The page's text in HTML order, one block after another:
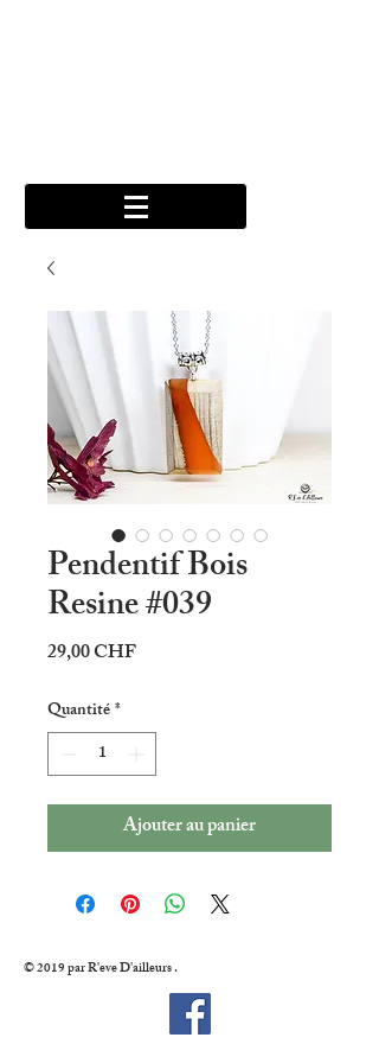
Pendentif Bois
Resine #039
29,00 CHFPrix
Quantité*
Ajouter au panier
© 2019 par R'eve D'ailleurs .